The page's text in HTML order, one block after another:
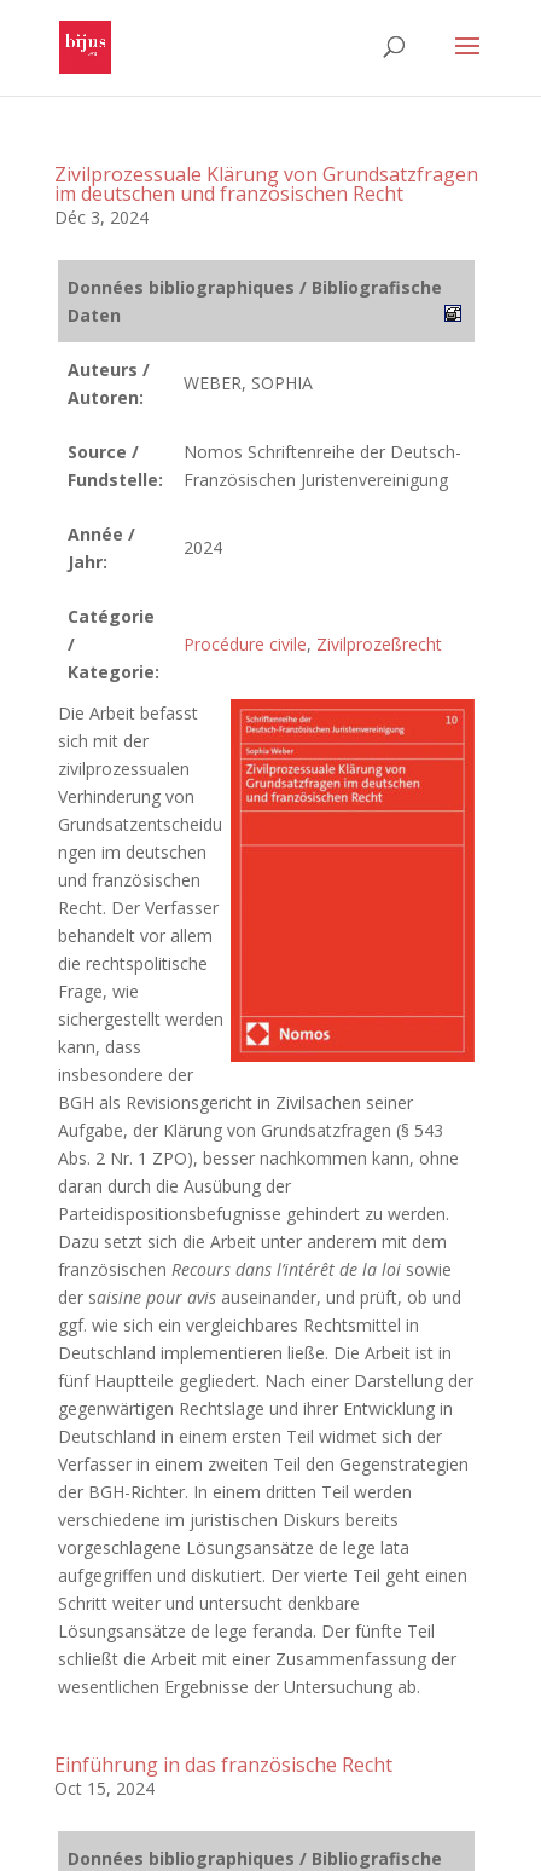
Zivilprozessuale Klärung von Grundsatzfragen
im deutschen und französischen Recht
Déc 3, 2024
Données bibliographiques / Bibliografische
Daten
Auteurs /
Autoren:
WEBER, SOPHIA
Source /
Fundstelle:
Nomos Schriftenreihe der Deutsch-
Französischen Juristenvereinigung
Année /
Jahr:
2024
Catégorie
/
Kategorie:
Procédure civile, Zivilprozeßrecht
Die Arbeit befasst
sich mit der
zivilprozessualen
Verhinderung von
Grundsatzentscheidu
ngen im deutschen
und französischen
Recht. Der Verfasser
behandelt vor allem
die rechtspolitische
Frage, wie
sichergestellt werden
kann, dass
insbesondere der
BGH als Revisionsgericht in Zivilsachen seiner
Aufgabe, der Klärung von Grundsatzfragen (§ 543
Abs. 2 Nr. 1 ZPO), besser nachkommen kann, ohne
daran durch die Ausübung der
Parteidispositionsbefugnisse gehindert zu werden.
Dazu setzt sich die Arbeit unter anderem mit dem
französischen Recours dans l’intérêt de la loi sowie
der saisine pour avis auseinander, und prüft, ob und
ggf. wie sich ein vergleichbares Rechtsmittel in
Deutschland implementieren ließe. Die Arbeit ist in
fünf Hauptteile gegliedert. Nach einer Darstellung der
gegenwärtigen Rechtslage und ihrer Entwicklung in
Deutschland in einem ersten Teil widmet sich der
Verfasser in einem zweiten Teil den Gegenstrategien
der BGH-Richter. In einem dritten Teil werden
verschiedene im juristischen Diskurs bereits
vorgeschlagene Lösungsansätze de lege lata
aufgegriffen und diskutiert. Der vierte Teil geht einen
Schritt weiter und untersucht denkbare
Lösungsansätze de lege feranda. Der fünfte Teil
schließt die Arbeit mit einer Zusammenfassung der
wesentlichen Ergebnisse der Untersuchung ab.
Einführung in das französische Recht
Oct 15, 2024
Données bibliographiques / Bibliografische